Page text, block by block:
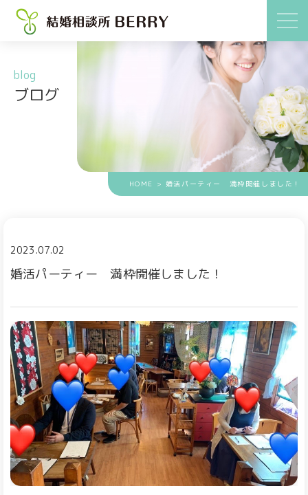
blog
ブログ
HOME > 婚活パーティー 満枠開催しました！
2023.07.02
婚活パーティー 満枠開催しました！